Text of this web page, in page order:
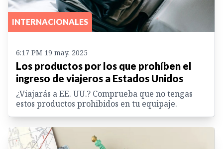
INTERNACIONALES
6:17 PM 19 may. 2025
Los productos por los que prohíben el
ingreso de viajeros a Estados Unidos
¿Viajarás a EE. UU.? Comprueba que no tengas
estos productos prohibidos en tu equipaje.